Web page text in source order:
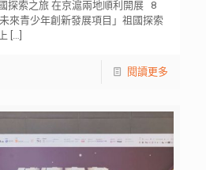
探索之旅 在京滬兩地順利開展 8
來青少年創新發展項目」祖國探索
[…]
閱讀更多